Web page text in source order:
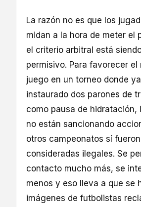
La razón no es que los
midan a la hora de meter el
el criterio arbitral está
permisivo. Para favorecer el
juego en un torneo donde
instaurado dos parones de
como pausa de hidratación,
no están sancionando
otros campeonatos sí fueron
consideradas ilegales. Se
contacto mucho más, se
menos y eso lleva a que se
imágenes de futbolistas